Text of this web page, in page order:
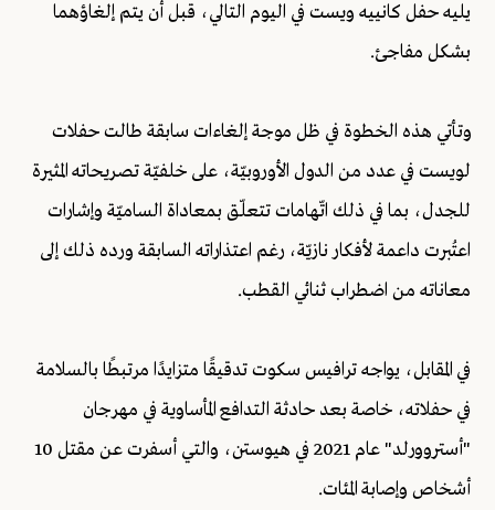
يليه حفل كانييه ويست في اليوم التالي، قبل أن يتم إلغاؤهما
بشكل مفاجئ.
وتأتي هذه الخطوة في ظل موجة إلغاءات سابقة طالت حفلات
لويست في عدد من الدول الأوروبيّة، على خلفيّة تصريحاته المثيرة
للجدل، بما في ذلك اتّهامات تتعلّق بمعاداة الساميّة وإشارات
اعتُبرت داعمة لأفكار نازيّة، رغم اعتذاراته السابقة ورده ذلك إلى
معاناته من اضطراب ثنائي القطب.
في المقابل، يواجه ترافيس سكوت تدقيقًا متزايدًا مرتبطًا بالسلامة
في حفلاته، خاصة بعد حادثة التدافع المأساوية في مهرجان
"أستروورلد" عام 2021 في هيوستن، والتي أسفرت عن مقتل 10
أشخاص وإصابة المئات.